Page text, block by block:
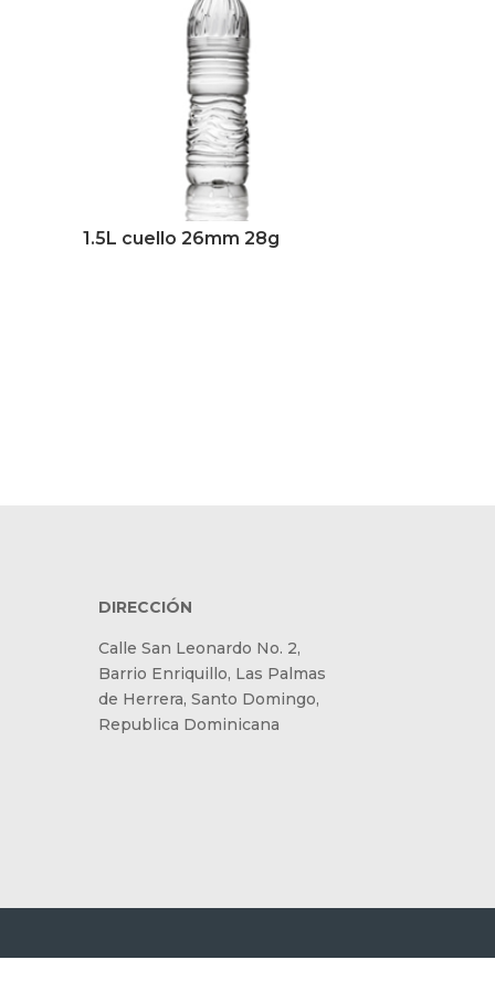
1.5L cuello 26mm 28g
DIRECCIÓN
Calle San Leonardo No. 2,
Barrio Enriquillo, Las Palmas
de Herrera, Santo Domingo,
Republica Dominicana